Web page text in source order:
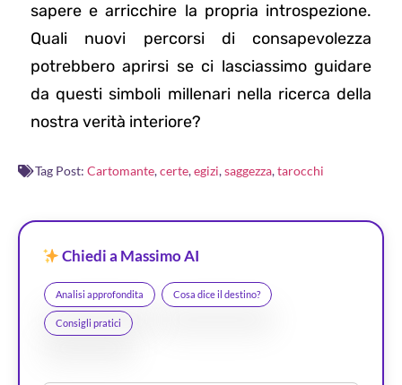
sapere e arricchire la propria introspezione.
Quali nuovi percorsi di consapevolezza
potrebbero aprirsi se ci lasciassimo guidare
da questi simboli millenari nella ricerca della
nostra verità interiore?
Tag Post: Cartomante,certe,egizi,saggezza,tarocchi
Chiedi a Massimo AI
Analisi approfondita Cosa dice il destino?
Consigli pratici